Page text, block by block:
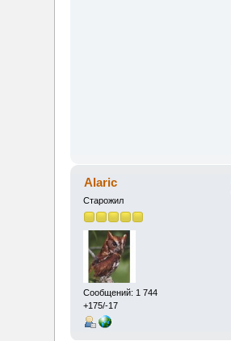
Alaric
Старожил
Сообщений: 1 744
+175/-17